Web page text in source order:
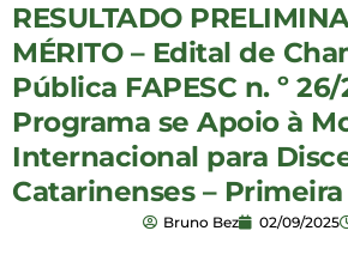
RESULTADO
MÉRITO – Edital de
Pública FAPESC n. º
Programa se Apoio à
Internacional para
Catarinenses –
Bruno Bez 02/09/2025